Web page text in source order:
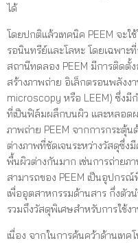
ได้
โดยปกติแล้วเทคนิค PEEM จะใ
รอนินทรีย์และโลหะ โดยเฉพา
สถานีทดลอง PEEM มีการติดตั้
สร้างภาพถ่าย อิเล็กตรอนพลัง
microscopy หรือ LEEM) ซึ่งมี
ที่เป็นฟิล์มผลึกบนผิว และหลอดผ
ภาพถ่าย PEEM จากการกระตุ้น
ต่างภาพที่ชัดเจนระหว่างวัสดุซึ่
พื้นผิวต่างกันมาก เช่นการถ่ายภ
สามารถของ PEEM เป็นอุปกร
เพื่ออุตสาหกรรมด้านสาร กึ่งตัว
รวมถึงวัสดุพิเศษสำหรับการใช้ง
เนื่อง จากในการค้นคว้าด้านเท